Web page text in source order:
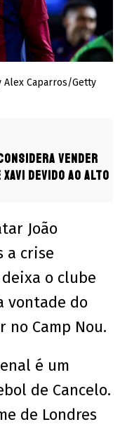
Alex Caparros/Getty
vender
devido ao alto
João
a crise
o clube
vontade do
no Camp Nou.
é um
de Cancelo.
de Londres